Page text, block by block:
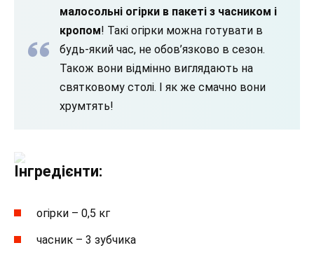
малосольні огірки в пакеті з часником і
кропом! Такі огірки можна готувати в
будь-який час, не обов’язково в сезон.
Також вони відмінно виглядають на
святковому столі. І як же смачно вони
хрумтять!
Інгредієнти:
огірки – 0,5 кг
часник – 3 зубчика